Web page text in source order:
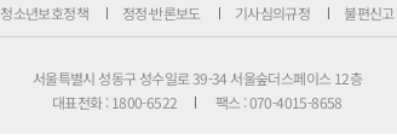
청소년보호정책 정정·반론보도 기사심의규정 불편신고
서울특별시 성동구 성수일로 39-34 서울숲더스페이스 12층
대표전화 : 1800-6522
팩스 : 070-4015-8658